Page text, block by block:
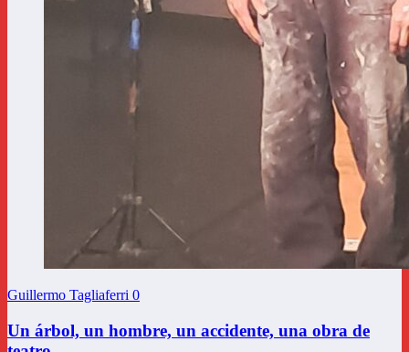
Guillermo Tagliaferri 0
Un árbol, un hombre, un accidente, una obra de